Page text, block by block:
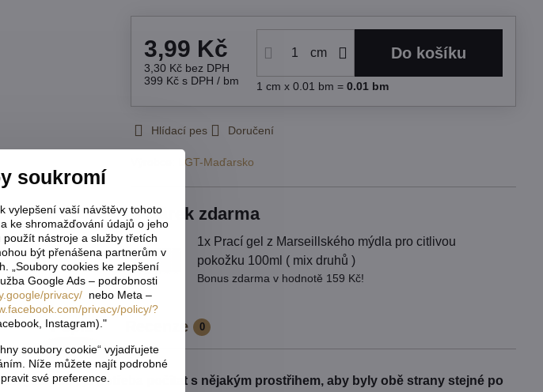
3,99 Kč
3,30 Kč bez DPH
399 Kč s DPH / bm
cm Do košíku
1 cm x 0.01 bm = 0.01 bm
Hlídací pes Doručení
LGT-Maďarsko
Dárek zdarma
1x Prací gel z Marseillského mýdla pro citlivou
pokožku 100ml ( mix druhů )
Bonus zdarma v hodnotě 159 Kč!
Popis Recenze 0
( závěsů ) je potřeba počítat s nějakým prostřihem, aby byly obě strany stejné po
soukromí
vylepšení vaší návštěvy tohoto
ke shromažďování údajů o jeho
nástroje a služby třetích
být přenášena partnerům v
„Soubory cookies ke zlepšení
Google Ads – podrobnosti
privacy/nebo Meta –
privacy/policy/?
Instagram)."
soubory cookie“ vyjadřujete
Níže můžete najít podrobné
své preference.